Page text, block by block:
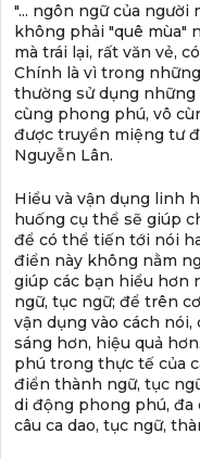
"... ngôn ngữ của người
không phải "quê mùa"
mà trái lại, rất văn vẻ,
Chính là vì trong
thường sử dụng những
cùng phong phú, vô
được truyền miệng tư
Nguyễn Lân.
Hiểu và vận dụng linh
huống cụ thể sẽ giúp
để có thể tiến tới nói
điển này không nằm
giúp các bạn hiểu hơn
ngữ, tục ngữ; để trên
vận dụng vào cách
sáng hơn, hiệu quả
phú trong thực tế của
điển thành ngữ, tục
di động phong phú, đa
câu ca dao, tục ngữ,